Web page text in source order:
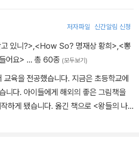
저자파일 신간알림 신청
있니?>,<How So? 명재상 황희>,<뽕
어요> … 총 60종 (모두보기)
교육을 전공했습니다. 지금은 초등학교에
니다. 아이들에게 해외의 좋은 그림책을
하게 됐습니다. 옮긴 책으로 <왕들의 나